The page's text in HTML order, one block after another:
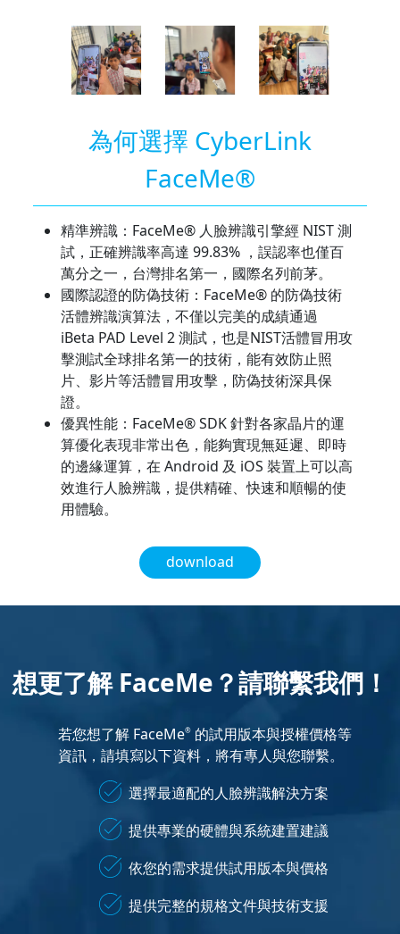
為何選擇 CyberLink
FaceMe®
精準辨識：FaceMe® 人臉辨識引擎經 NIST 測
試，正確辨識率高達 99.83% ，誤認率也僅百
萬分之一，台灣排名第一，國際名列前茅。
國際認證的防偽技術：FaceMe® 的防偽技術
活體辨識演算法，不僅以完美的成績通過
iBeta PAD Level 2 測試，也是NIST活體冒用攻
擊測試全球排名第一的技術，能有效防止照
片、影片等活體冒用攻擊，防偽技術深具保
證。
優異性能：FaceMe® SDK 針對各家晶片的運
算優化表現非常出色，能夠實現無延遲、即時
的邊緣運算，在 Android 及 iOS 裝置上可以高
效進行人臉辨識，提供精確、快速和順暢的使
用體驗。
download
想更了解 FaceMe？請聯繫我們！
若您想了解 FaceMe®的試用版本與授權價格等
資訊，請填寫以下資料，將有專人與您聯繫。
選擇最適配的人臉辨識解決方案
提供專業的硬體與系統建置建議
依您的需求提供試用版本與價格
提供完整的規格文件與技術支援